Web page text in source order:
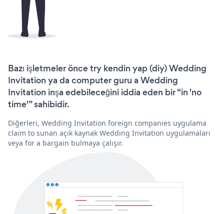
Bazı işletmeler önce try kendin yap (diy) Wedding
Invitation ya da computer guru a Wedding
Invitation inşa edebileceğini iddia eden bir “in 'no
time'” sahibidir.
Diğerleri, Wedding Invitation foreign companies uygulama
claim to sunan açık kaynak Wedding Invitation uygulamaları
veya for a bargain bulmaya çalışır.